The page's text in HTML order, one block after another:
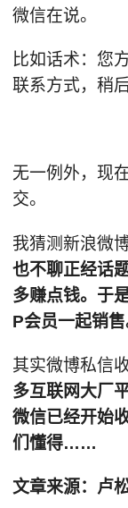
微信在说。
比如话术：您
联系方式，稍
无一例外，现
交。
我猜测新浪微
也不聊正经话
多赚点钱。于
P会员一起销售
其实微博私信
多互联网大厂
微信已经开始
们懂得……
文章来源：卢